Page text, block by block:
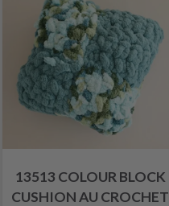
13513 COLOUR BLOCK
CUSHION AU CROCHET